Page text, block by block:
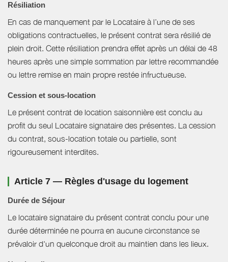
Résiliation
En cas de manquement par le Locataire à l’une de ses
obligations contractuelles, le présent contrat sera résilié de
plein droit. Cette résiliation prendra effet après un délai de 48
heures après une simple sommation par lettre recommandée
ou lettre remise en main propre restée infructueuse.
Cession et sous-location
Le présent contrat de location saisonnière est conclu au
profit du seul Locataire signataire des présentes. La cession
du contrat, sous-location totale ou partielle, sont
rigoureusement interdites.
Article 7 — Règles d'usage du logement
Durée de Séjour
Le locataire signataire du présent contrat conclu pour une
durée déterminée ne pourra en aucune circonstance se
prévaloir d'un quelconque droit au maintien dans les lieux.